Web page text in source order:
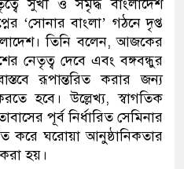
সুখী ও সমৃদ্ধ বাংলাদেশ
‘সোনার বাংলা’ গঠনে দৃপ্ত
তিনি বলেন, আজকের
নেতৃত্ব দেবে এবং বঙ্গবন্ধুর
রূপান্তরিত করার জন্য
হবে। উল্লেখ্য, স্বাগতিক
পূর্ব নির্ধারিত সেমিনার
করে ঘরোয়া আনুষ্ঠানিকতার
হয়।